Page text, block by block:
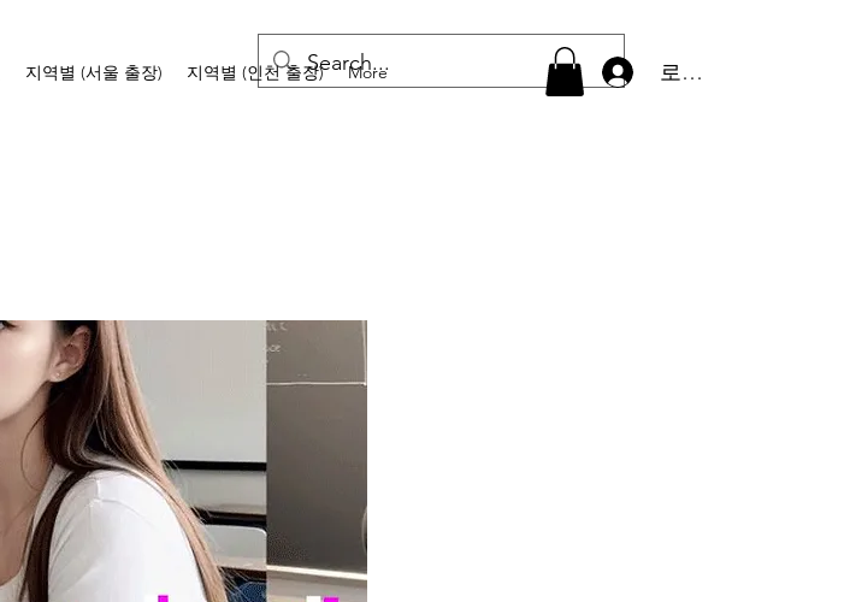
지역별 (서울 출장) 지역별 (인천 출장) More 로그인